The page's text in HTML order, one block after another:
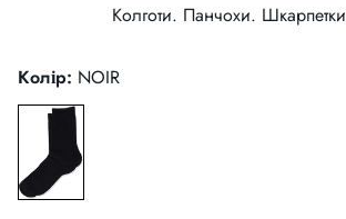
Колготи. Панчохи. Шкарпетки
Колір: NOIR